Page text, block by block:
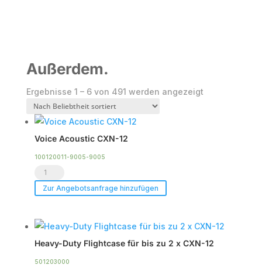
Außerdem.
Ergebnisse 1 – 6 von 491 werden angezeigtNach
Voice Acoustic CXN-12
100120011-9005-9005
Voice
Acoustic
12
Menge
Zur Angebotsanfrage hinzufügen
Heavy-Duty Flightcase für bis zu 2 x CXN-12
501203000